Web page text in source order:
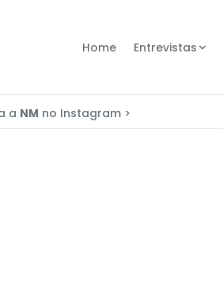
Home Entrevistas
a NM no Instagram >